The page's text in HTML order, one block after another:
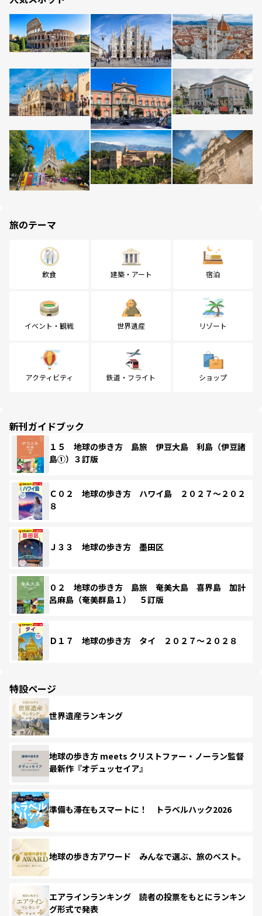
旅のテーマ
飲食 建築・アート 宿泊
イベント・観戦 世界遺産 リゾート
アクティビティ 鉄道・フライト ショップ
新刊ガイドブック
１５ 地球の歩き方 島旅 伊豆大島 利島（伊豆諸
島①）３訂版
Ｃ０２ 地球の歩き方 ハワイ島 ２０２７～２０２
８
Ｊ３３ 地球の歩き方 墨田区
０２ 地球の歩き方 島旅 奄美大島 喜界島 加計
呂麻島（奄美群島１） ５訂版
Ｄ１７ 地球の歩き方 タイ ２０２７～２０２８
特設ページ
世界遺産ランキング
地球の歩き方 meets クリストファー・ノーラン監督
最新作『オデュッセイア』
準備も滞在もスマートに！ トラベルハック2026
地球の歩き方アワード みんなで選ぶ、旅のベスト。
エアラインランキング 読者の投票をもとにランキン
グ形式で発表